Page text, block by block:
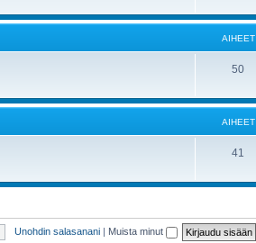
AIHEET
50
AIHEET
41
Unohdin salasanani | Muista minut